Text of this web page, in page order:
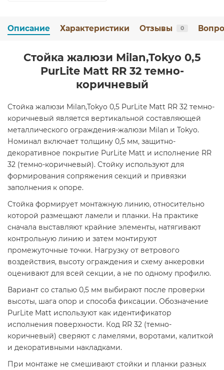
Описание Характеристики Отзывы 0
Стойка жалюзи Milan,Tokyo 0,5
PurLite Мatt RR 32 темно-
коричневый
Стойка жалюзи Milan,Tokyo 0,5 PurLite Мatt RR 32 темно-
коричневый является вертикальной составляющей
металлического ограждения-жалюзи Milan и Tokyo.
Номинал включает толщину 0,5 мм, защитно-
декоративное покрытие PurLite Мatt и исполнение RR
32 (темно-коричневый). Стойку используют для
формирования сопряжения секций и привязки
заполнения к опоре.
Стойка формирует монтажную линию, относительно
которой размещают ламели и планки. На практике
сначала выставляют крайние элементы, натягивают
контрольную линию и затем монтируют
промежуточные точки. Нагрузку от ветрового
воздействия, высоту ограждения и схему анкеровки
оценивают для всей секции, а не по одному профилю.
Вариант со сталью 0,5 мм выбирают после проверки
высоты, шага опор и способа фиксации. Обозначение
PurLite Мatt используют как идентификатор
исполнения поверхности. Код RR 32 (темно-
коричневый) сверяют с ламелями, воротами, калиткой
и декоративными накладками.
При монтаже не смешивают стойки и планки разных